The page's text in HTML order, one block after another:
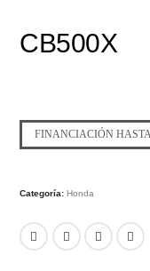
CB500X
FINANCIACIÓN
Categoría:Honda